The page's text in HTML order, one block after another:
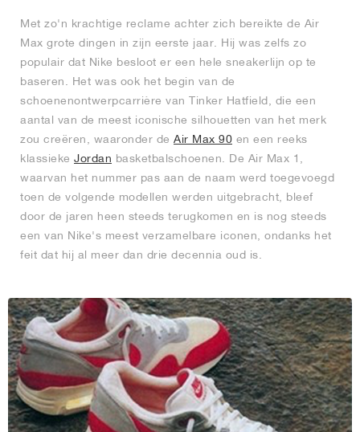
Met zo'n krachtige reclame achter zich bereikte de Air
Max grote dingen in zijn eerste jaar. Hij was zelfs zo
populair dat Nike besloot er een hele sneakerlijn op te
baseren. Het was ook het begin van de
schoenenontwerpcarrière van Tinker Hatfield, die een
aantal van de meest iconische silhouetten van het merk
zou creëren, waaronder de Air Max 90 en een reeks
klassieke Jordan basketbalschoenen. De Air Max 1,
waarvan het nummer pas aan de naam werd toegevoegd
toen de volgende modellen werden uitgebracht, bleef
door de jaren heen steeds terugkomen en is nog steeds
een van Nike's meest verzamelbare iconen, ondanks het
feit dat hij al meer dan drie decennia oud is.